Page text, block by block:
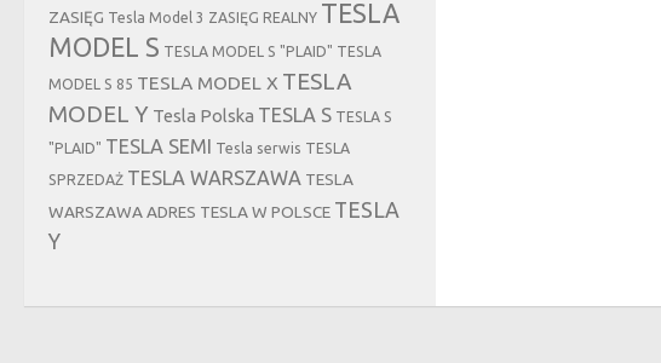
ZASIĘG Tesla Model 3 ZASIĘG REALNY TESLA
MODEL S TESLA MODEL S "PLAID" TESLA
MODEL S 85 TESLA MODEL X TESLA
MODEL Y Tesla Polska TESLA S TESLA S
"PLAID" TESLA SEMI Tesla serwis TESLA
SPRZEDAŻ TESLA WARSZAWA TESLA
WARSZAWA ADRES TESLA W POLSCE TESLA
Y